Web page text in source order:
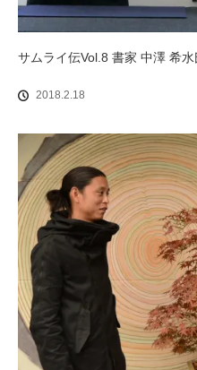
サムライ伝Vol.8 書家 中澤 希水
2018.2.18